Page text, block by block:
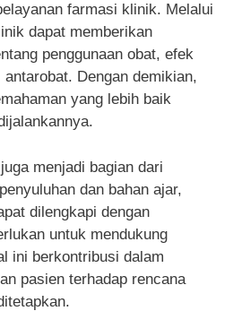
farmasi klinik. Melalui
dapat memberikan
penggunaan obat, efek
Dengan demikian,
yang lebih baik
menjadi bagian dari
dan bahan ajar,
dilengkapi dengan
untuk mendukung
ini berkontribusi dalam
pasien terhadap rencana